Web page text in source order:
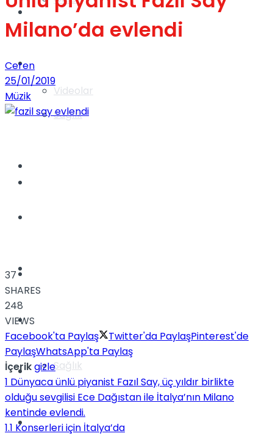
Videolar
Sağlık
Gündem
Yaşam
Sağlık
Türkiye
Müzik
Sinema
Milano’da evlendi
Ceren
25/01/2019
Müzik
37
SHARES
248
VIEWS
Facebook'ta Paylaş
Twitter'da PaylaşPinterest'de
PaylaşWhatsApp'ta Paylaş
İçerikgizle
1 Dünyaca ünlü piyanist Fazıl Say, üç yıldır birlikte
olduğu sevgilisi Ece Dağıstan ile İtalya’nın Milano
kentinde evlendi.
1.1 Konserleri için İtalya’da